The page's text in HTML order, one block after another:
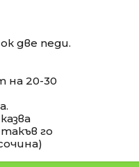
две педи.
на 20-30
го